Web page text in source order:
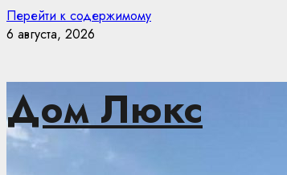
Перейти к содержимому
6 августа, 2026
Дом Люкс